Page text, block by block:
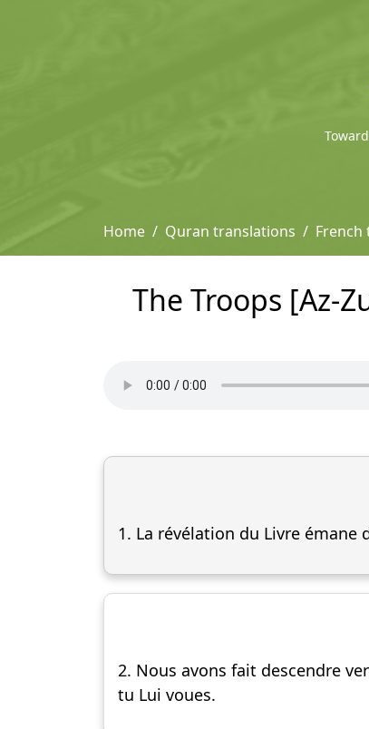
Home Quran translations
The Troops [Az-
1. La révélation du Livre émane
2. Nous avons fait descendre
tu Lui voues.